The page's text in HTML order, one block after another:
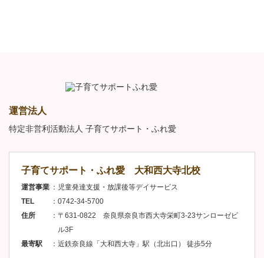
運営法人
特定非営利活動法人 子育てサポート・ふれ愛
子育てサポート・ふれ愛 大和西大寺北校
運営事業
児童発達支援・放課後等デイサービス
TEL
0742-34-5700
住所
〒631-0822 奈良県奈良市西大寺栄町3-23サンローゼビ
ル3F
最寄駅
近鉄奈良線「大和西大寺」駅（北出口） 徒歩5分